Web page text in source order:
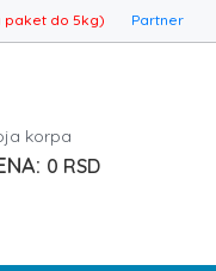
paket do 5kg) Partner
korpa
0 RSD